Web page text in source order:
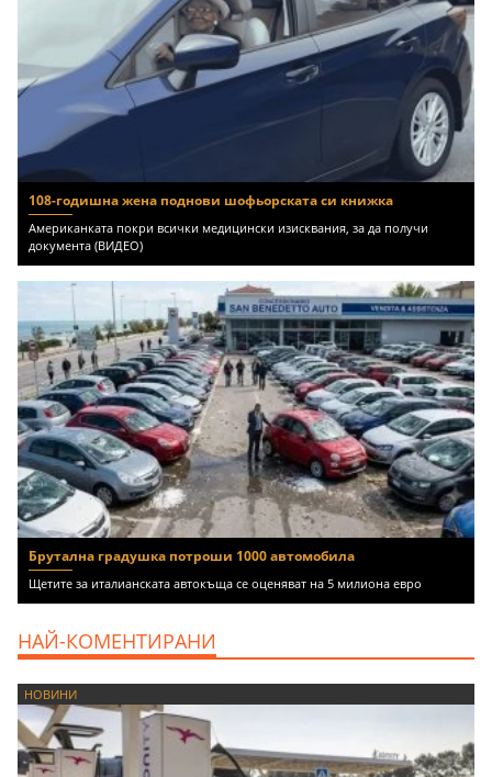
108-годишна жена поднови шофьорската си книжка
Американката покри всички медицински изисквания, за да получи
документа (ВИДЕО)
Брутална градушка потроши 1000 автомобила
Щетите за италианската автокъща се оценяват на 5 милиона евро
НАЙ-КОМЕНТИРАНИ
НОВИНИ